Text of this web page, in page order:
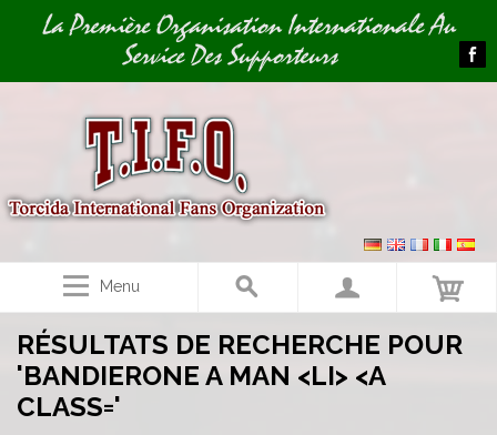
Image 01La Première Organisation Internationale Au
Service Des Supporteurs
Menu
RÉSULTATS DE RECHERCHE POUR
'BANDIERONE A MAN <LI> <A
CLASS='